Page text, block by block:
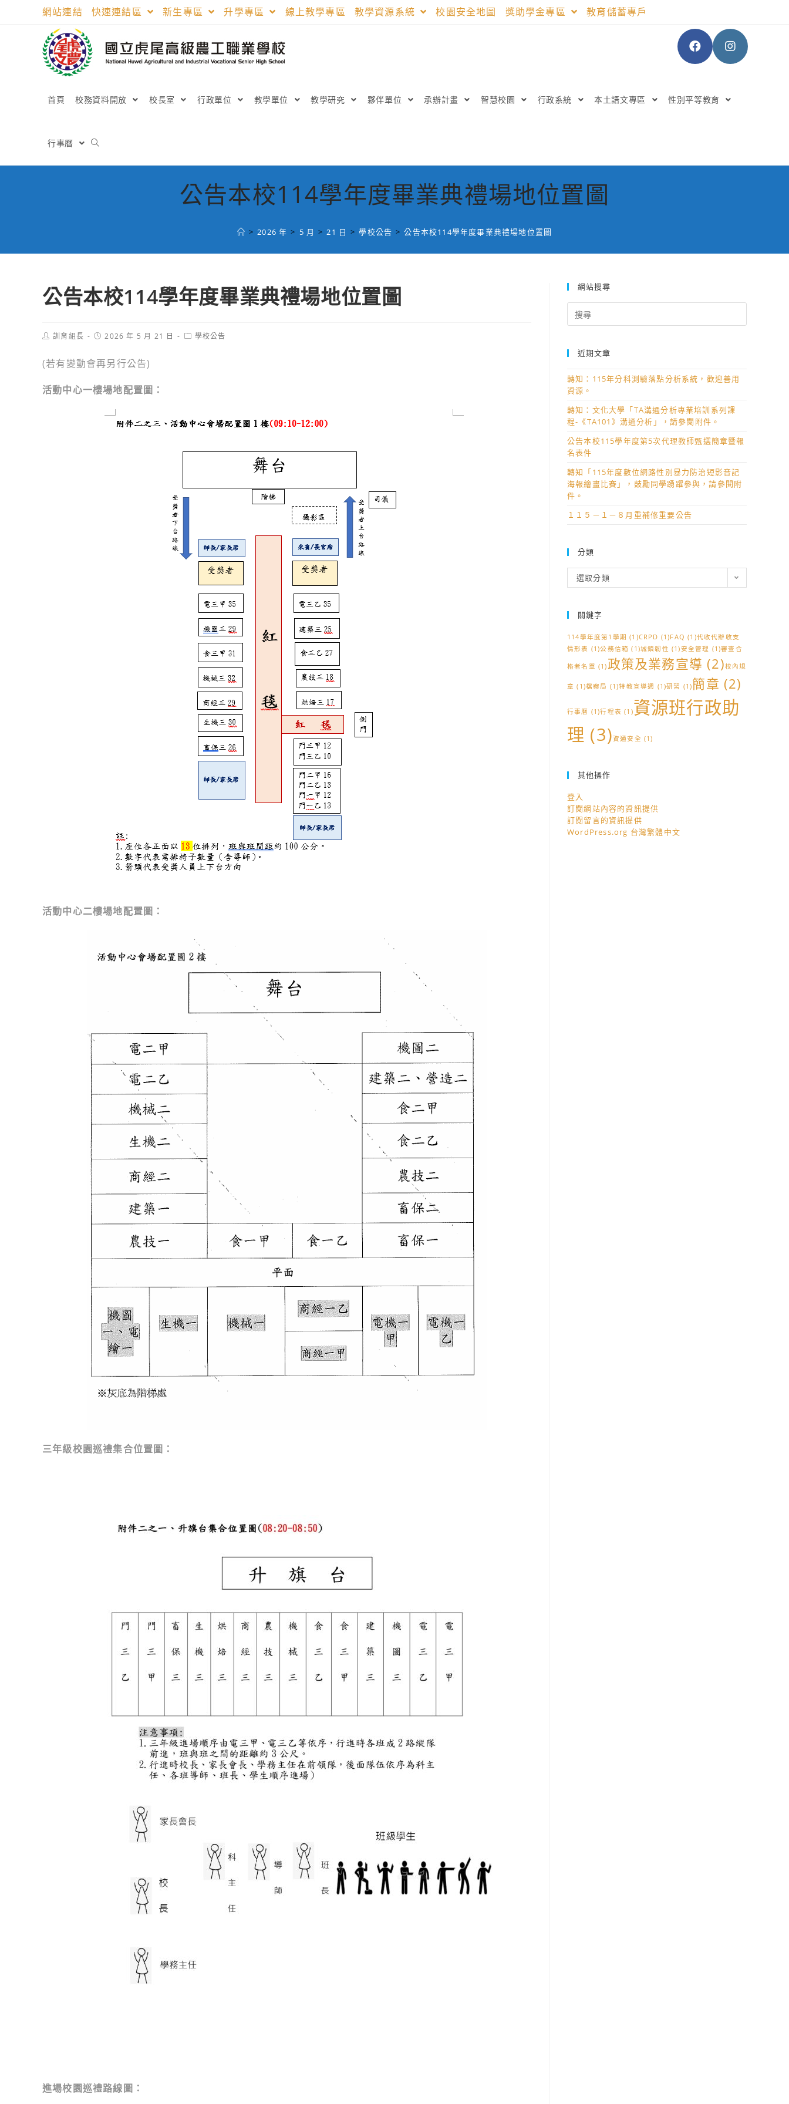
網站連結 快速連結區 新生專區 升學專區 線上教學專區 教學資源系統 校園安全地圖 獎助學金專區 教育儲蓄專戶
首頁 校務資料開放 校長室 行政單位 教學單位 教學研究 夥伴單位 承辦計畫 智慧校園 行政系統 本土語文專區 性別平等教育
行事曆
公告本校114學年度畢業典禮場地位置圖
> 2026 年 > 5 月 > 21 日 > 學校公告 > 公告本校114學年度畢業典禮場地位置圖
公告本校114學年度畢業典禮場地位置圖
Post訓育組長
Post2026 年 5 月 21 日
Post學校公告
(若有變動會再另行公告)
活動中心一樓場地配置圖：
活動中心二樓場地配置圖：
三年級校園巡禮集合位置圖：
進場校園巡禮路線圖：
網站搜尋
for:
近期文章
轉知：115年分科測驗落點分析系統，歡迎善用
資源。
轉知：文化大學「TA溝通分析專業培訓系列課
程-《TA101》溝通分析」，請參閱附件。
公告本校115學年度第5次代理教師甄選簡章暨報
名表件
轉知「115年度數位網路性別暴力防治短影音記
海報繪畫比賽」，鼓勵同學踴躍參與，請參閱附
件。
１１５－１－８月重補修重要公告
分類
類
選取分類
關鍵字
114學年度第1學期 (1)CRPD (1)FAQ (1)代收代辦收支
情形表 (1)公務信箱 (1)城鎮韌性 (1)安全管理 (1)審查合
格者名單 (1)政策及業務宣導 (2)校內規
章 (1)檔案局 (1)特教宣導週 (1)研習 (1)簡章 (2)
行事曆 (1)行程表 (1)資源班行政助
理 (3)資通安全 (1)
其他操作
登入
訂閱網站內容的資訊提供
訂閱留言的資訊提供
WordPress.org 台灣繁體中文